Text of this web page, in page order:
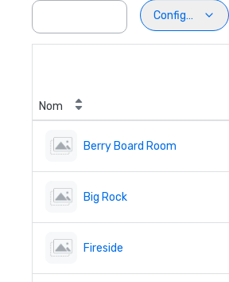
Configuration
Nom
Berry Board Room
Big Rock
Fireside